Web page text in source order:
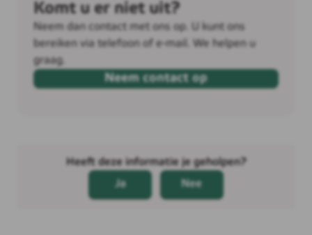
Komt u er niet uit?
Neem dan contact met ons op. U kunt ons
bereiken via telefoon of e-mail. We helpen u
graag.
Neem contact op